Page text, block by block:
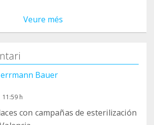
Veure més
Bauer
11:59 h
con campañas de esterilización